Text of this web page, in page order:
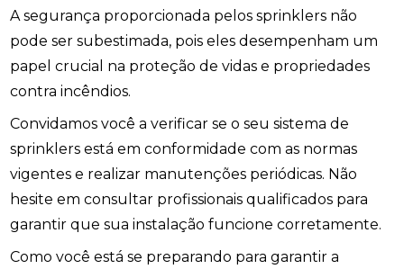
A segurança proporcionada pelos sprinklers não
pode ser subestimada, pois eles desempenham um
papel crucial na proteção de vidas e propriedades
contra incêndios.
Convidamos você a verificar se o seu sistema de
sprinklers está em conformidade com as normas
vigentes e realizar manutenções periódicas. Não
hesite em consultar profissionais qualificados para
garantir que sua instalação funcione corretamente.
Como você está se preparando para garantir a